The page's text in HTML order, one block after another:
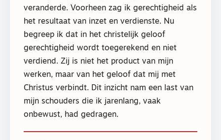
veranderde. Voorheen zag ik gerechtigheid als
het resultaat van inzet en verdienste. Nu
begreep ik dat in het christelijk geloof
gerechtigheid wordt toegerekend en niet
verdiend. Zij is niet het product van mijn
werken, maar van het geloof dat mij met
Christus verbindt. Dit inzicht nam een last van
mijn schouders die ik jarenlang, vaak
onbewust, had gedragen.